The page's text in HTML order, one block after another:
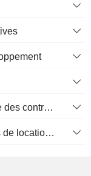
Charges d'intérêts imputées au titre des contrats de location
Amortissement imputé des contrats de location simple